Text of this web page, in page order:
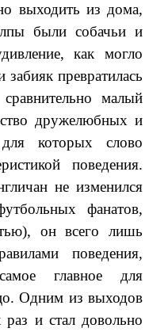
выходить из дома,
были собачьи и
как могло
забияк превратилась
малый
дружелюбных и
которых слово
поведения.
не изменился
фанатов,
он всего лишь
поведения,
главное для
Одним из выходов
раз и стал довольно